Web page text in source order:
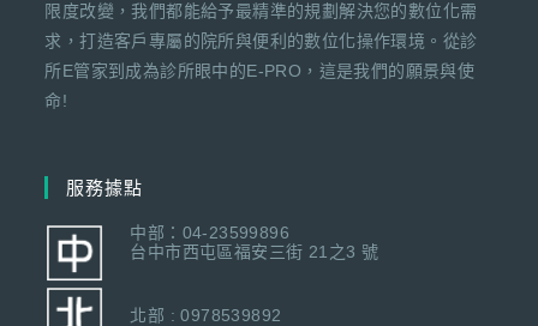
限度改變，我們都能給予最精準的規劃解決您的數位化需
求，打造客戶專屬的院所與便利的數位化操作環境。從診
所E管家到成為診所眼中的E-PRO，這是我們的願景與使
命!
服務據點
中部：04-23599896
台中市西屯區福安三街 21之3 號
北部 : 0978539892